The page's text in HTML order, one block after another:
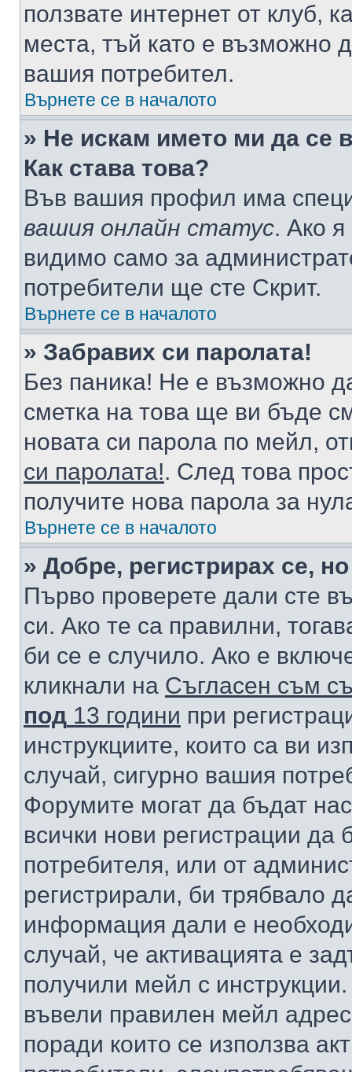
ползвате интернет от клуб,
места, тъй като е възможно
вашия потребител.
Върнете се в началото
» Не искам името ми да се
Как става това?
Във вашия профил има
вашия онлайн статус. Ако
видимо само за
потребители ще сте Скрит.
Върнете се в началото
» Забравих си паролата!
Без паника! Не е възможно
сметка на това ще ви бъде
новата си парола по мейл,
си паролата!. След това
получите нова парола за
Върнете се в началото
» Добре, регистрирах се,
Първо проверете дали сте
си. Ако те са правилни,
би се е случило. Ако е
кликнали на Съгласен съм
под 13 години при
инструкциите, които са ви
случай, сигурно вашия
Форумите могат да бъдат
всички нови регистрации да
потребителя, или от
регистрирали, би трябвало
информация дали е
случай, че активацията е
получили мейл с
въвели правилен мейл
поради които се използва